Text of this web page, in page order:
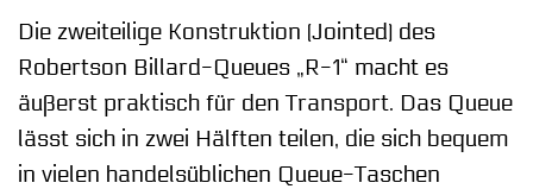
Die zweiteilige Konstruktion (Jointed) des
Robertson Billard-Queues „R-1“ macht es
äußerst praktisch für den Transport. Das Queue
lässt sich in zwei Hälften teilen, die sich bequem
in vielen handelsüblichen Queue-Taschen